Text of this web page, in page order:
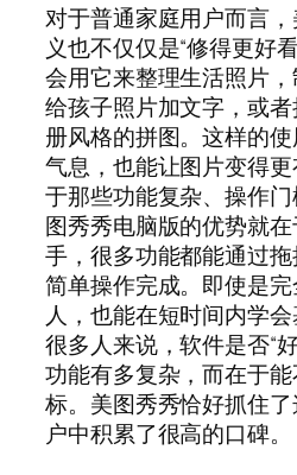
对于普通家庭用户而言
义也不仅仅是“修得更好
会用它来整理生活照片，
给孩子照片加文字，或
册风格的拼图。这样的
气息，也能让图片变得
于那些功能复杂、操作
图秀秀电脑版的优势就
手，很多功能都能通过
简单操作完成。即使是
人，也能在短时间内学
很多人来说，软件是否“
功能有多复杂，而在于
标。美图秀秀恰好抓住
户中积累了很高的口碑。